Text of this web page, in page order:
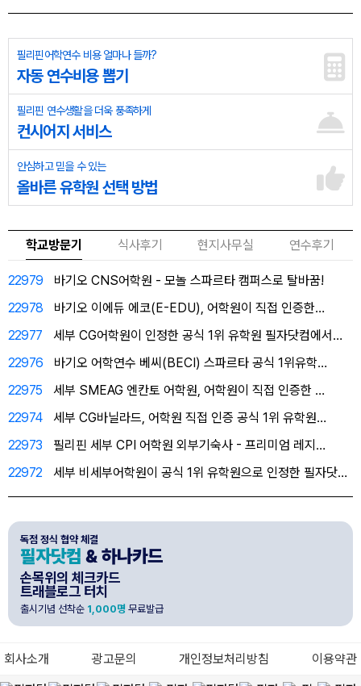
필리핀어학연수 비용 얼마나 들까?
자동 연수비용 뽑기
필리핀 연수생활을 더욱 풍족하게
컨시어지 서비스
안심하고 믿을 수 있는
올바른 유학원 선택 방법
학교방문기 식사후기 현지사무실 연수후기
22979
바기오 CNS어학원 - 모놀 스파르타 캠퍼스로 탈바꿈!
22978
바기오 이에듀 에코(E-EDU), 어학원이 직접 인증한…
22977
세부 CG어학원이 인정한 공식 1위 유학원 필자닷컴에서…
22976
바기오 어학연수 베씨(BECI) 스파르타 공식 1위유학…
22975
세부 SMEAG 엔칸토 어학원, 어학원이 직접 인증한 …
22974
세부 CG바닐라드, 어학원 직접 인증 공식 1위 유학원…
22973
필리핀 세부 CPI 어학원 외부기숙사 - 프리미엄 레지…
22972
세부 비세부어학원이 공식 1위 유학원으로 인정한 필자닷…
필자닷컴 & 하나카드
독점 정식 협약 체결
손목위의 체크카드
트래블로그 터치
출시기념 선착순 1,000명 무료발급
회사소개 광고문의 개인정보처리방침 이용약관